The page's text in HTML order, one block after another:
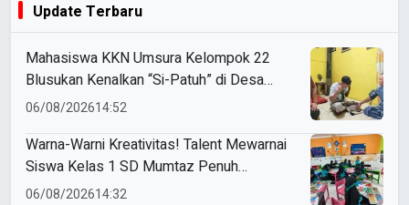
Update Terbaru
Mahasiswa KKN Umsura Kelompok 22
Blusukan Kenalkan “Si-Patuh” di Desa
Banjarkejen
06/08/202614:52
Warna-Warni Kreativitas! Talent Mewarnai
Siswa Kelas 1 SD Mumtaz Penuh
Keceriaan
06/08/202614:32